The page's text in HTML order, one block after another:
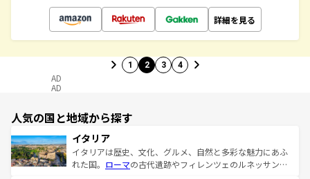
詳細を見る
1 2 3 4
AD
AD
人気の国と地域から探す
イタリア
イタリアは歴史、文化、グルメ、自然と多彩な魅力にあふ
れた国。 ローマの古代遺跡やフィレンツェのルネッサンス